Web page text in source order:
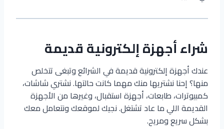
شراء أجهزة إلكترونية قديمة
عندك أجهزة إلكترونية قديمة في الشرائع وتبغى تتخلص
منها؟ إحنا نشتريها منك مهما كانت حالتها. نشتري شاشات،
كمبيوترات، طابعات، أجهزة استقبال، وغيرها من الأجهزة
القديمة اللي ما عاد تشتغل. نجيك لموقعك ونتعامل معك
بشكل سريع ومريح.